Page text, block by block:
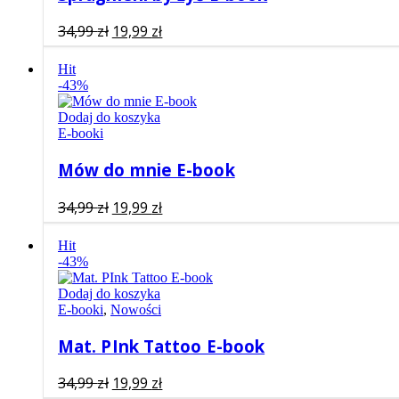
34,99zł Pierwotna
cena
19,99 złAktualna
cena
Hit
-43%
Dodaj do koszyka
E-booki
Mów do mnie E-book
34,99zł Pierwotna
cena
19,99 złAktualna
cena
Hit
-43%
Dodaj do koszyka
E-booki, Nowości
Mat. PInk Tattoo E-book
34,99zł Pierwotna
19,99 złAktualna